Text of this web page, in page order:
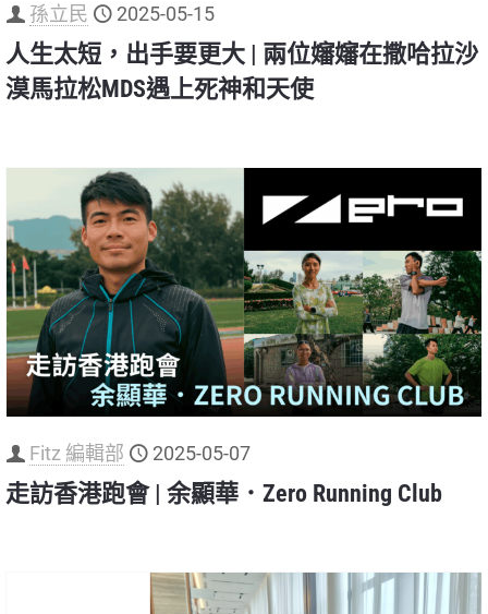
孫立民 2025-05-15
人生太短，出手要更大 | 兩位嬸嬸在撒哈拉沙
漠馬拉松MDS遇上死神和天使
Fitz 編輯部 2025-05-07
走訪香港跑會 | 余顯華．Zero Running Club